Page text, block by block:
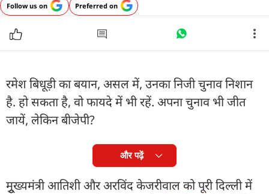
Follow us on Preferred on
रमेश बिधूड़ी का बयान, असल में, उनका निजी चुनाव निशान
है. हो सकता है, वो फायदे में भी रहें. अपना चुनाव भी जीत
जायें, लेकिन बीजेपी?
और पढ़ें
मुूख्यमंत्री आतिशी और अरविंद केजरीवाल को पूरी दिल्ली में